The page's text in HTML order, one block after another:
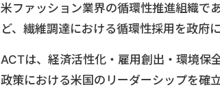
米ファッション業界の循環性推進組織
ど、繊維調達における循環性採用を政府に
ACTは、経済活性化・雇用創出・環境保
政策における米国のリーダーシップを確